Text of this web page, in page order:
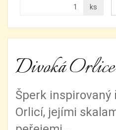
ks
Divoká Orlice
Šperk inspirovaný
Orlicí, jejími